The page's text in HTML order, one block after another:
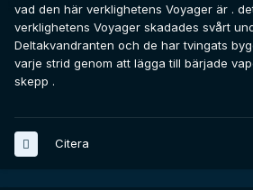
vad den här verklighetens Voyager är .
verklighetens Voyager skadades svårt
Deltakvandranten och de har tvingats
varje strid genom att lägga till bärjade
skepp .
Citera